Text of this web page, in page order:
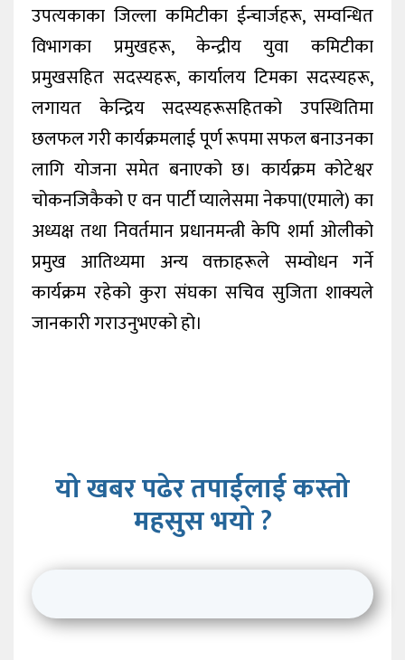
उपत्यकाका जिल्ला कमिटीका ईन्चार्जहरू, सम्वन्धित
विभागका प्रमुखहरू, केन्द्रीय युवा कमिटीका
प्रमुखसहित सदस्यहरू, कार्यालय टिमका सदस्यहरू,
लगायत केन्द्रिय सदस्यहरूसहितको उपस्थितिमा
छलफल गरी कार्यक्रमलाई पूर्ण रूपमा सफल बनाउनका
लागि योजना समेत बनाएको छ। कार्यक्रम कोटेश्वर
चोकनजिकैको ए वन पार्टी प्यालेसमा नेकपा(एमाले) का
अध्यक्ष तथा निवर्तमान प्रधानमन्त्री केपि शर्मा ओलीको
प्रमुख आतिथ्यमा अन्य वक्ताहरूले सम्वोधन गर्ने
कार्यक्रम रहेको कुरा संघका सचिव सुजिता शाक्यले
जानकारी गराउनुभएको हो।
यो खबर पढेर तपाईलाई कस्तो
महसुस भयो ?